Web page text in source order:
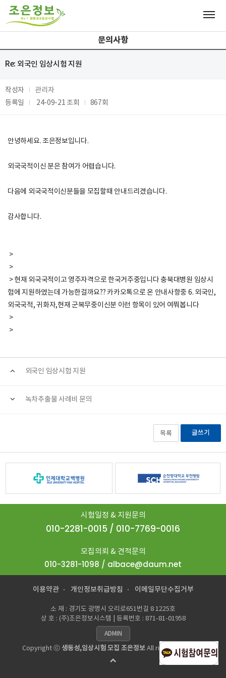
문의사항
Re: 외국인 임상시험 지원
작성자
관리자
등록일
24-09-21조회 867회
안녕하세요. 조은정보입니다.
외국국적이신 분은 참여가 어렵습니다.
다음에 외국국적이신분들을 모집할때 안내드리겠습니다.
감사합니다.
>
>
> 현재 외국국적이고 영주자격으로 한국거주중입니다 충북대병원 임상시
험에 지원하였는데 가능한걸까요?? 카카오톡으로 온 안내사항중 6. 외국인,
외국국적, 귀화자,현재 군복무중이신분 이런 항목이 있어 여쭤봅니다
>
>
외국인 임상시험 지원
녹차추출물 사례비 문의
목록 글쓰기
시험일정 & 지원문의
010-2281-0015 / 010-7769-0016
모집의뢰 & 견적문의
010-3281-1098 / albace@daum.net
이용약관 개인정보취급방침 이메일무단수집거부
소 재 : 경기도 광명시 오리로651번길 8 1225호
상 호 : (주)조은정보시스템 | 등록번호 : 871-81-01958
ADMIN
Copyright ⓒ 생동성,임상시험 모집 조은정보All rights reserved.